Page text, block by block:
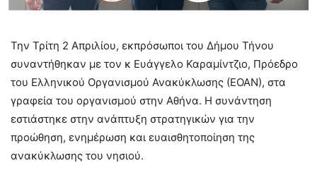
Την Τρίτη 2 Απριλίου, εκπρόσωποι του Δήμου Τήνου
συναντήθηκαν με τον κ Ευάγγελο Καραμίντζιο, Πρόεδρο
του Ελληνικού Οργανισμού Ανακύκλωσης (ΕΟΑΝ), στα
γραφεία του οργανισμού στην Αθήνα. Η συνάντηση
εστιάστηκε στην ανάπτυξη στρατηγικών για την
προώθηση, ενημέρωση και ευαισθητοποίηση της
ανακύκλωσης του νησιού.